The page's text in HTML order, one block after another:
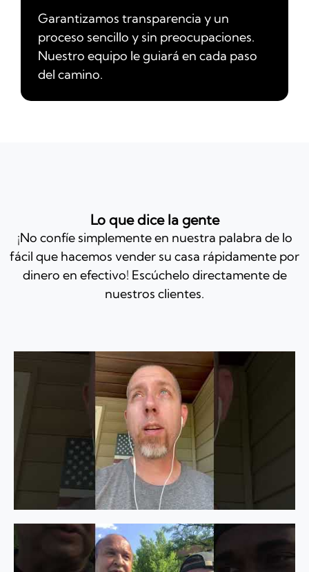
Garantizamos transparencia y un
proceso sencillo y sin preocupaciones.
Nuestro equipo le guiará en cada paso
del camino.
Lo que dice la gente
¡No confíe simplemente en nuestra palabra de lo
fácil que hacemos vender su casa rápidamente por
dinero en efectivo! Escúchelo directamente de
nuestros clientes.